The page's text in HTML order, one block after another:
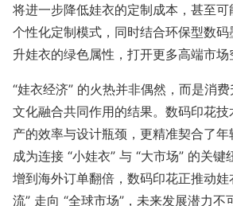
将进一步降低娃衣的定制成本，甚至可
个性化定制模式，同时结合环保型数
升娃衣的绿色属性，打开更多高端市场
“娃衣经济” 的火热并非偶然，而是消
文化融合共同作用的结果。数码印花
产的效率与设计瓶颈，更精准契合了年
成为连接 “小娃衣” 与 “大市场” 的关
增到海外订单翻倍，数码印花正推动娃
流” 走向 “全球市场”，未来发展潜力不